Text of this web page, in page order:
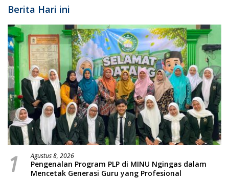
Berita Hari ini
1 Agustus 8, 2026
Pengenalan Program PLP di MINU Ngingas dalam
Mencetak Generasi Guru yang Profesional